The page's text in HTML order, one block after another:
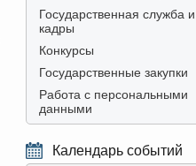
Государственная служба и
кадры
Конкурсы
Государственные закупки
Работа с персональными
данными
Календарь событий